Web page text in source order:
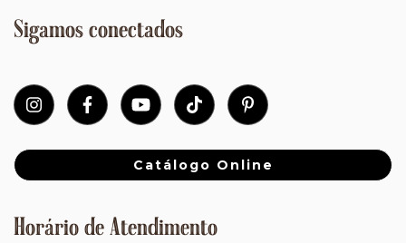
Sigamos conectados
Catálogo Online
Horário de Atendimento